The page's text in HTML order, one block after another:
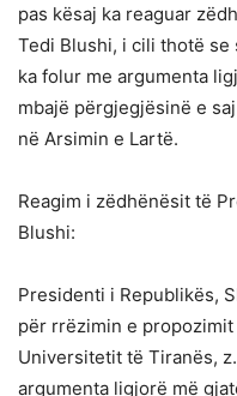
pas kësaj ka reaguar
Tedi Blushi, i cili thotë
ka folur me argumenta
mbajë përgjegjësinë e
në Arsimin e Lartë.
Reagim i zëdhënësit të
Blushi:
Presidenti i Republikës,
për rrëzimin e
Universitetit të Tiranës,
argumenta ligjorë më